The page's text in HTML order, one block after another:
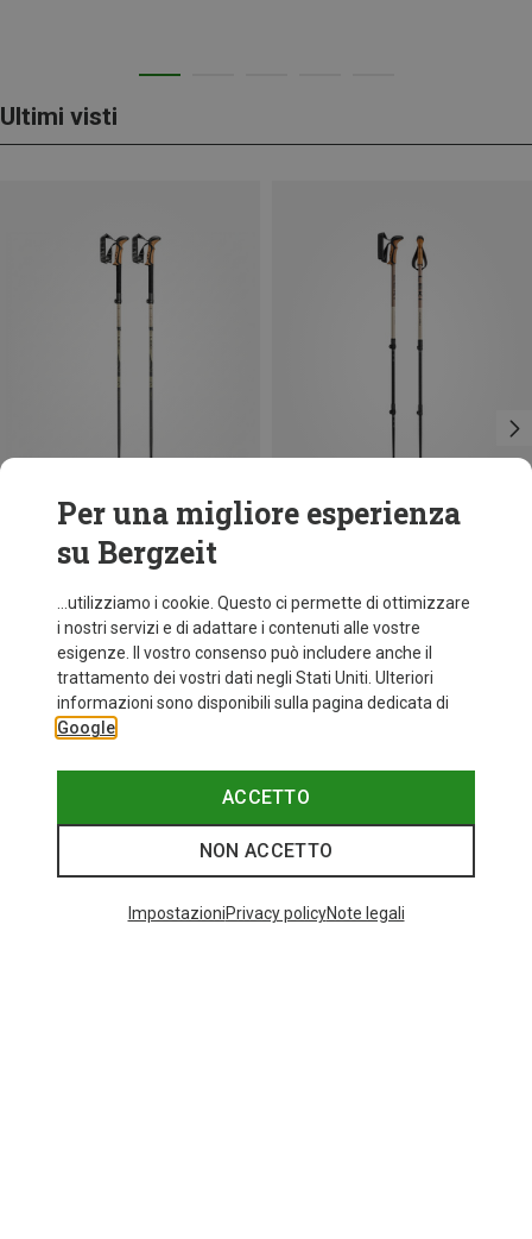
Ultimi visti
Risparmi 38%
Per una migliore esperienza
su Bergzeit
...utilizziamo i cookie. Questo ci permette di ottimizzare
i nostri servizi e di adattare i contenuti alle vostre
esigenze. Il vostro consenso può includere anche il
trattamento dei vostri dati negli Stati Uniti. Ulteriori
informazioni sono disponibili sulla pagina dedicata di
Google
ACCETTO
NON ACCETTO
ImpostazioniPrivacy policyNote legali